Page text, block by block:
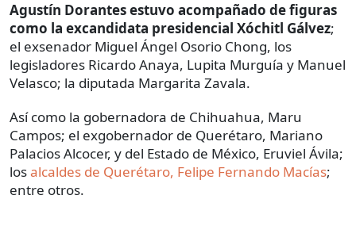
Agustín Dorantes estuvo acompañado de figuras
como la excandidata presidencial Xóchitl Gálvez;
el exsenador Miguel Ángel Osorio Chong, los
legisladores Ricardo Anaya, Lupita Murguía y Manuel
Velasco; la diputada Margarita Zavala.
Así como la gobernadora de Chihuahua, Maru
Campos; el exgobernador de Querétaro, Mariano
Palacios Alcocer, y del Estado de México, Eruviel Ávila;
losalcaldes de Querétaro, Felipe Fernando Macías;
entre otros.